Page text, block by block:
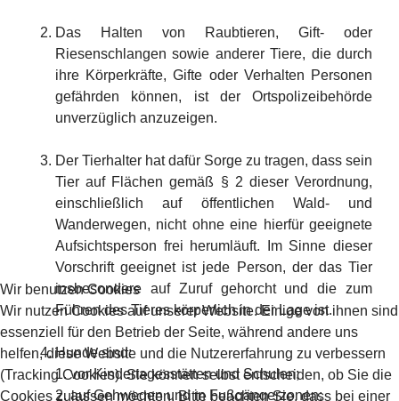
Das Halten von Raubtieren, Gift- oder
Riesenschlangen sowie anderer Tiere, die durch
ihre Körperkräfte, Gifte oder Verhalten Personen
gefährden können, ist der Ortspolizeibehörde
unverzüglich anzuzeigen.
Der Tierhalter hat dafür Sorge zu tragen, dass sein
Tier auf Flächen gemäß § 2 dieser Verordnung,
einschließlich auf öffentlichen Wald- und
Wanderwegen, nicht ohne eine hierfür geeignete
Aufsichtsperson frei herumläuft. Im Sinne dieser
Vorschrift geeignet ist jede Person, der das Tier
insbesondere auf Zuruf gehorcht und die zum
Führen des Tieres körperlich in der Lage ist.
Hunde sind:
1. vor Kindertagesstätten und Schulen;
2. auf Gehwegen und in Fußgängerzonen;
Wir benutzen Cookies
Wir nutzen Cookies auf unserer Website. Einige von ihnen sind
essenziell für den Betrieb der Seite, während andere uns
helfen, diese Website und die Nutzererfahrung zu verbessern
(Tracking Cookies). Sie können selbst entscheiden, ob Sie die
Cookies zulassen möchten. Bitte beachten Sie, dass bei einer